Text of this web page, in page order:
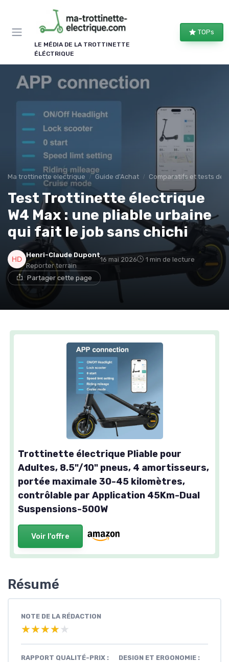
LE MÉDIA DE LA TROTTINETTE
ÉLÉCTRIQUE
TOPs
Ma trottinette electrique Guide d'Achat Comparatifs et tests de
Test Trottinette électrique
W4 Max : une pliable urbaine
qui fait le job sans chichi
Henri-Claude Dupont
Reporter terrain
16 mai 2026 1 min de lecture
Partager cette page
Trottinette électrique Pliable pour
Adultes, 8.5"/10" pneus, 4 amortisseurs,
portée maximale 30-45 kilomètres,
contrôlable par Application 45Km-Dual
Suspensions-500W
Voir l'offre
Résumé
NOTE DE LA RÉDACTION
★★★★★
★★★★★
RAPPORT QUALITÉ-PRIX :
DESIGN ET ERGONOMIE :